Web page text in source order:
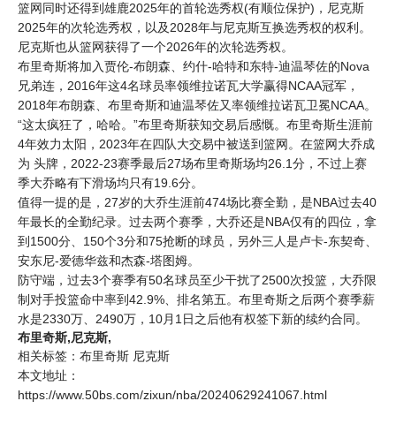
篮网同时还得到雄鹿2025年的首轮选秀权(有顺位保护)，尼克斯
2025年的次轮选秀权，以及2028年与尼克斯互换选秀权的权利。
尼克斯也从篮网获得了一个2026年的次轮选秀权。
布里奇斯将加入贾伦-布朗森、约什-哈特和东特-迪温琴佐的Nova
兄弟连，2016年这4名球员率领维拉诺瓦大学赢得NCAA冠军，
2018年布朗森、布里奇斯和迪温琴佐又率领维拉诺瓦卫冕NCAA。
“这太疯狂了，哈哈。”布里奇斯获知交易后感慨。布里奇斯生涯前
4年效力太阳 ，2023年在四队大交易中被送到篮网。在篮网大乔成
为 头牌，2022-23赛季最后27场布里奇斯场均26.1分，不过上赛
季大乔略有下滑场均只有19.6分。
值得一提的是，27岁的大乔生涯前474场比赛全勤，是NBA过去40
年最长的全勤纪录。过去两个赛季，大乔还是NBA仅有的四位，拿
到1500分、150个3分和75抢断的球员，另外三人是卢卡-东契奇、
安东尼-爱德华兹和杰森-塔图姆。
防守端，过去3个赛季有50名球员至少干扰了2500次投篮，大乔限
制对手投篮命中率到42.9%、排名第五。布里奇斯之后两个赛季薪
水是2330万、2490万，10月1日之后他有权签下新的续约合同。
布里奇斯,尼克斯,
相关标签： 布里奇斯 尼克斯
本文地址：
https://www.50bs.com/zixun/nba/20240629241067.html